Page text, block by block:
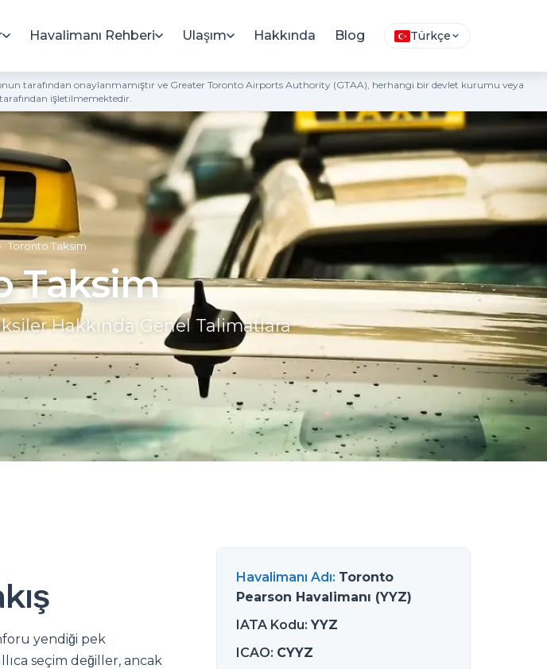
Havalimanı Rehberi Ulaşım Hakkında Blog Türkçe
tarafından onaylanmamıştır ve Greater Toronto Airports Authority (GTAA), herhangi bir devlet kurumu veya
işletilmemektedir.
Toronto Taksim
Taksim
Hakkında Genel Talimatlara
yendiği pek
seçim değiller, ancak
Havalimanı Adı: Toronto
Pearson Havalimanı (YYZ)
IATA Kodu: YYZ
ICAO: CYYZ